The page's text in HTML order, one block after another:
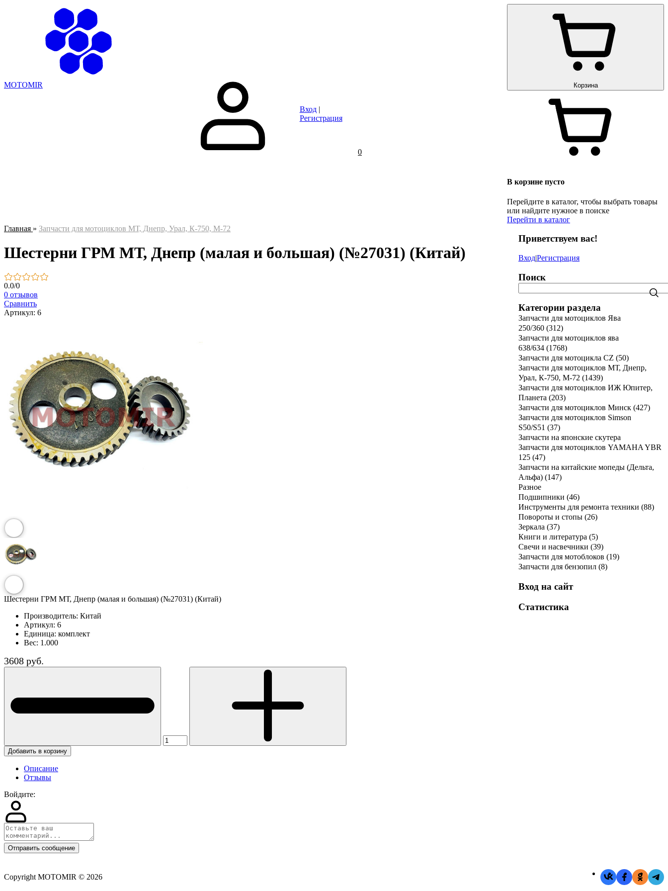
MOTOMIR
Обмен и возврат
Вход|
Регистрация
0
Корзина
В корзине пусто
Перейдите в каталог, чтобы выбрать товары
или найдите нужное в поиске
Перейти в каталог
Главная » Запчасти для мотоциклов МТ, Днепр, Урал, К-750, М-72
Шестерни ГРМ МТ, Днепр (малая и большая) (№27031) (Китай)
0.0/0
0 отзывов
Сравнить
Артикул: 6
Шестерни ГРМ МТ, Днепр (малая и большая) (№27031) (Китай)
Производитель: Китай
Артикул: 6
Единица: комплект
Вес: 1.000
3608 руб.
Добавить в корзину
Описание
Отзывы
Войдите:
Отправить сообщение
Приветствуем вас!
Вход|Регистрация
Поиск
Категории раздела
Запчасти для мотоциклов Ява
250/360 (312)
Запчасти для мотоциклов ява
638/634 (1768)
Запчасти для мотоцикла CZ (50)
Запчасти для мотоциклов МТ, Днепр,
Урал, К-750, М-72 (1439)
Запчасти для мотоциклов ИЖ Юпитер,
Планета (203)
Запчасти для мотоциклов Минск (427)
Запчасти для мотоциклов Simson
S50/S51 (37)
Запчасти на японские скутера
Запчасти для мотоциклов YAMAHA YBR
125 (47)
Запчасти на китайские мопеды (Дельта,
Альфа) (147)
Разное
Подшипники (46)
Инструменты для ремонта техники (88)
Повороты и стопы (26)
Зеркала (37)
Книги и литература (5)
Свечи и насвечники (39)
Запчасти для мотоблоков (19)
Запчасти для бензопил (8)
Вход на сайт
Статистика
Copyright MOTOMIR © 2026